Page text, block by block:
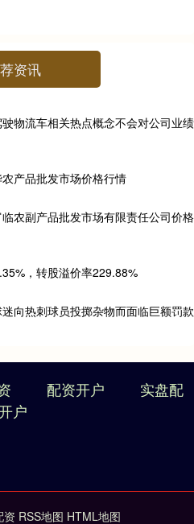
资讯
物流车相关热点概念不会对公司业绩
产品批发市场价格行情
农副产品批发市场有限责任公司价格
，转股溢价率229.88%
向热刺球员投掷杂物而面临巨额罚款
配资开户
实盘配
户
资 RSS地图 HTML地图